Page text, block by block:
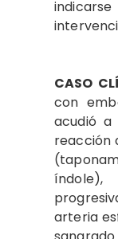
CASO
con
acudió a
reacción
arteria